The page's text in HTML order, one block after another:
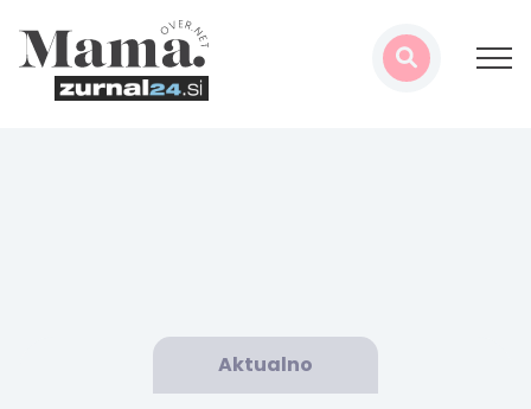
Aktualno